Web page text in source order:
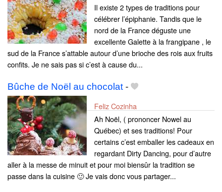
Il existe 2 types de traditions pour
célébrer l’épiphanie. Tandis que le
nord de la France déguste une
excellente Galette à la frangipane , le
sud de la France s’attable autour d’une brioche des rois aux fruits
confits. Je ne sais pas si c’est à cause du...
Bûche de Noël au chocolat -
Feliz Cozinha
Ah Noël, ( prononcer Nowel au
Québec) et ses traditions! Pour
certains c’est emballer les cadeaux en
regardant Dirty Dancing, pour d’autre
aller à la messe de minuit et pour moi biensûr la tradition se
passe dans la cuisine 🙂 Je vais donc vous partager...